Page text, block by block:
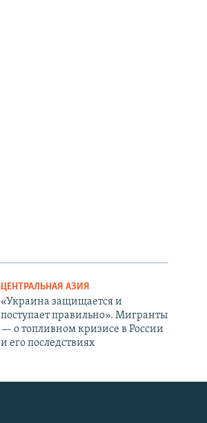
ЦЕНТРАЛЬНАЯ АЗИЯ
«Украина защищается и
поступает правильно». Мигранты
— о топливном кризисе в России
и его последствиях